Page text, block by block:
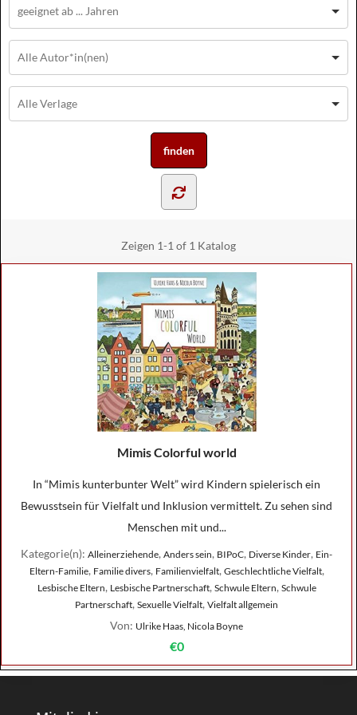
Zeigen 1-1 of 1 Katalog
Mimis Colorful world
In “Mimis kunterbunter Welt” wird Kindern spielerisch ein
Bewusstsein für Vielfalt und Inklusion vermittelt. Zu sehen sind
Menschen mit und...
Kategorie(n): Alleinerziehende, Anders sein, BIPoC, Diverse Kinder, Ein-
Eltern-Familie, Familie divers, Familienvielfalt, Geschlechtliche Vielfalt,
Lesbische Eltern, Lesbische Partnerschaft, Schwule Eltern, Schwule
Partnerschaft, Sexuelle Vielfalt, Vielfalt allgemein
Von: Ulrike Haas, Nicola Boyne
€0